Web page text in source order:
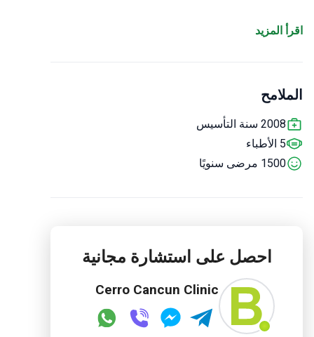
Five doctors on staff provide dentalاقرأ المزيد
الملامح
2008 سنة التأسيس
5 الأطباء
1500 مرضى سنويًا
احصل على استشارة مجانية
Cerro Cancun Clinic